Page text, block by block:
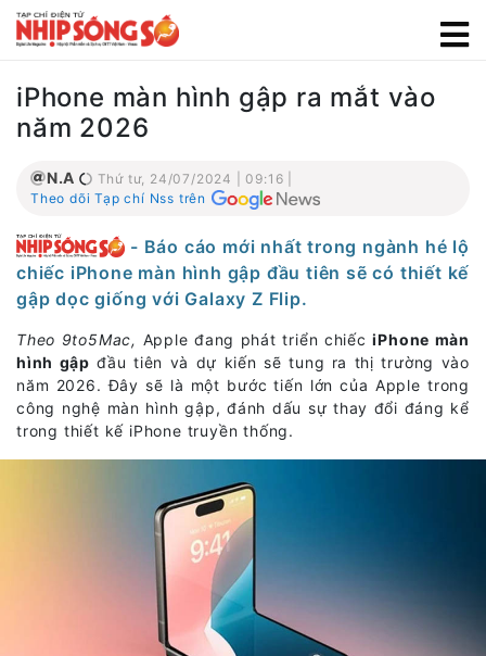
iPhone màn hình gập ra mắt vào
năm 2026
N.A
Thứ tư, 24/07/2024 | 09:16 |
Theo dõi Tạp chí Nss trên
- Báo cáo mới nhất trong ngành hé lộ
chiếc iPhone màn hình gập đầu tiên sẽ có thiết kế
gập dọc giống với Galaxy Z Flip.
Theo 9to5Mac, Apple đang phát triển chiếciPhone màn
hình gập đầu tiên và dự kiến sẽ tung ra thị trường vào
năm 2026. Đây sẽ là một bước tiến lớn của Apple trong
công nghệ màn hình gập, đánh dấu sự thay đổi đáng kể
trong thiết kế iPhone truyền thống.